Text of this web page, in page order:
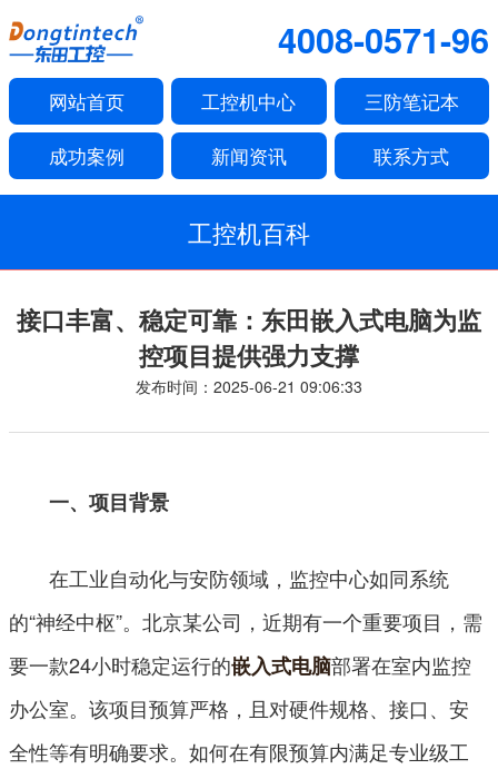
4008-0571-96
网站首页 工控机中心 三防笔记本
成功案例 新闻资讯 联系方式
工控机百科
接口丰富、稳定可靠：东田嵌入式电脑为监
控项目提供强力支撑
发布时间：2025-06-21 09:06:33
一、项目背景
在工业自动化与安防领域，监控中心如同系统
的“神经中枢”。北京某公司，近期有一个重要项目，需
要一款24小时稳定运行的嵌入式电脑部署在室内监控
办公室。该项目预算严格，且对硬件规格、接口、安
全性等有明确要求。如何在有限预算内满足专业级工